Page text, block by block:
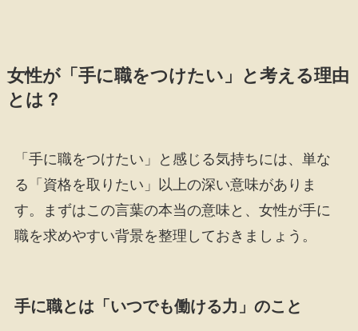
女性が「手に職をつけたい」と考える理由
とは？
「手に職をつけたい」と感じる気持ちには、単な
る「資格を取りたい」以上の深い意味がありま
す。まずはこの言葉の本当の意味と、女性が手に
職を求めやすい背景を整理しておきましょう。
手に職とは「いつでも働ける力」のこと